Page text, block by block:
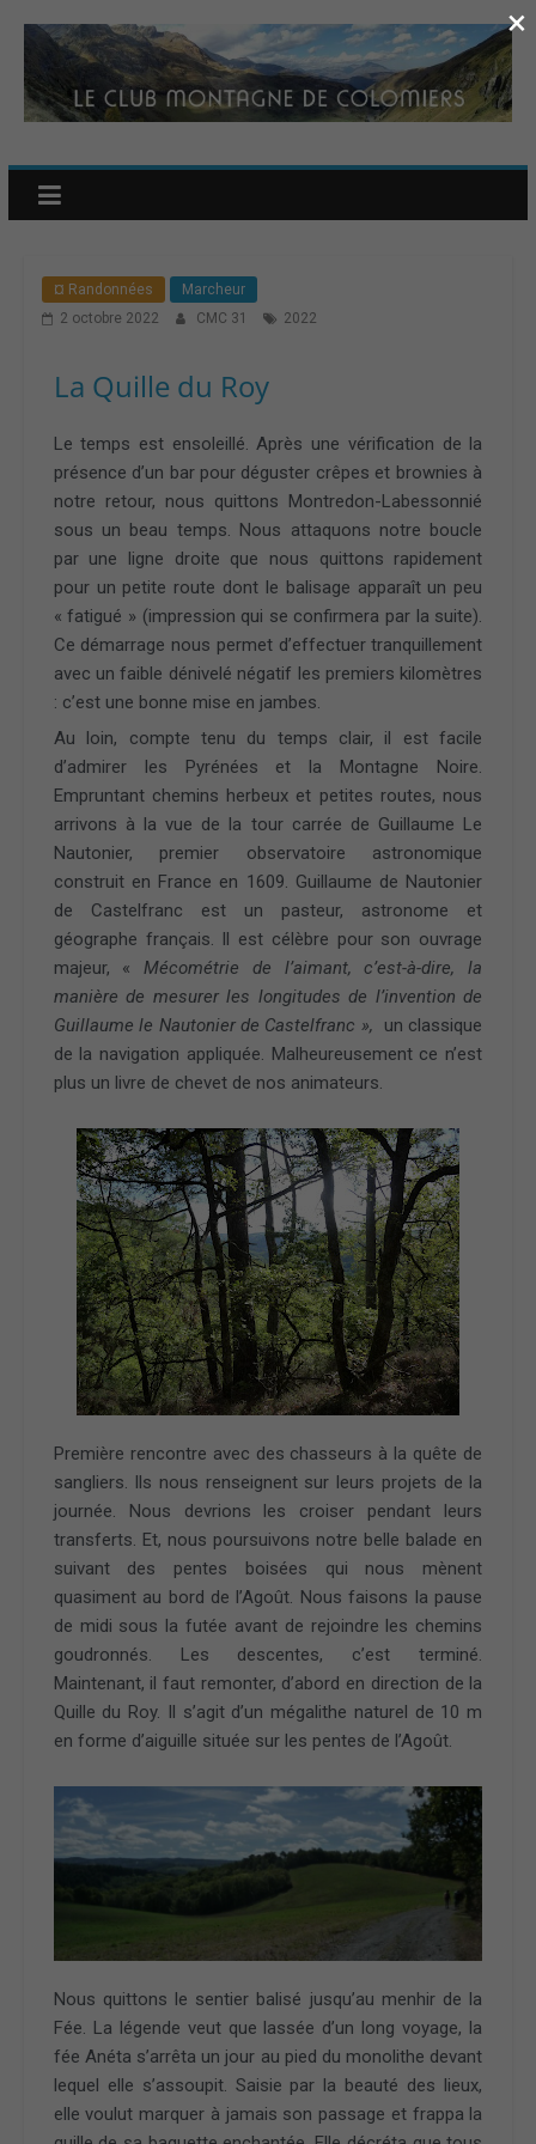
¤ Randonnées
Marcheur
2 octobre 2022
CMC 31 2022
La Quille du Roy
Le temps est ensoleillé. Après une vérification de la
présence d’un bar pour déguster crêpes et brownies à
notre retour, nous quittons Montredon-Labessonnié
sous un beau temps. Nous attaquons notre boucle
par une ligne droite que nous quittons rapidement
pour un petite route dont le balisage apparaît un peu
« fatigué » (impression qui se confirmera par la suite).
Ce démarrage nous permet d’effectuer tranquillement
avec un faible dénivelé négatif les premiers kilomètres
: c’est une bonne mise en jambes.
Au loin, compte tenu du temps clair, il est facile
d’admirer les Pyrénées et la Montagne Noire.
Empruntant chemins herbeux et petites routes, nous
arrivons à la vue de la tour carrée de Guillaume Le
Nautonier, premier observatoire astronomique
construit en France en 1609. Guillaume de Nautonier
de Castelfranc est un pasteur, astronome et
géographe français. Il est célèbre pour son ouvrage
majeur, «Mécométrie de l’aimant, c’est-à-dire, la
manière de mesurer les longitudes de l’invention de
Guillaume le Nautonier de Castelfranc »,
un classique
de la navigation appliquée. Malheureusement ce n’est
plus un livre de chevet de nos animateurs.
Première rencontre avec des chasseurs à la quête de
sangliers. Ils nous renseignent sur leurs projets de la
journée. Nous devrions les croiser pendant leurs
transferts. Et, nous poursuivons notre belle balade en
suivant des pentes boisées qui nous mènent
quasiment au bord de l’Agoût. Nous faisons la pause
de midi sous la futée avant de rejoindre les chemins
goudronnés. Les descentes, c’est terminé.
Maintenant, il faut remonter, d’abord en direction de la
Quille du Roy. Il s’agit d’un mégalithe naturel de 10 m
en forme d’aiguille située sur les pentes de l’Agoût.
Nous quittons le sentier balisé jusqu’au menhir de la
Fée. La légende veut que lassée d’un long voyage, la
fée Anéta s’arrêta un jour au pied du monolithe devant
lequel elle s’assoupit. Saisie par la beauté des lieux,
elle voulut marquer à jamais son passage et frappa la
×